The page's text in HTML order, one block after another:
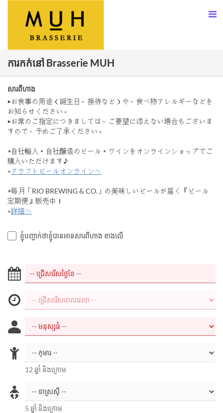
ការកក់នៅ Brasserie MUH
សារពីហាង
▶お食事の用途（誕生日、接待など）や、食べ物アレルギーなどを
お知らせください。
▶お席のご指定につきましては、ご要望に添えない場合もございま
すので、予めご了承ください。
★自社輸入・自社醸造のビール・ワインをオンラインショップでご
購入いただけます♪
⇒クラフトビールオンラインへ
★毎月「RIO BREWING & CO.」の美味しいビールが届く『ビール
定期便』販売中！
⇒詳細へ
ខ្ញុំបញ្ជាក់ថាខ្ញុំបានអានសារពីហាង ខាងលើ
12 ឆ្នាំ និងក្រោម
5 ឆ្នាំ និងក្រោម